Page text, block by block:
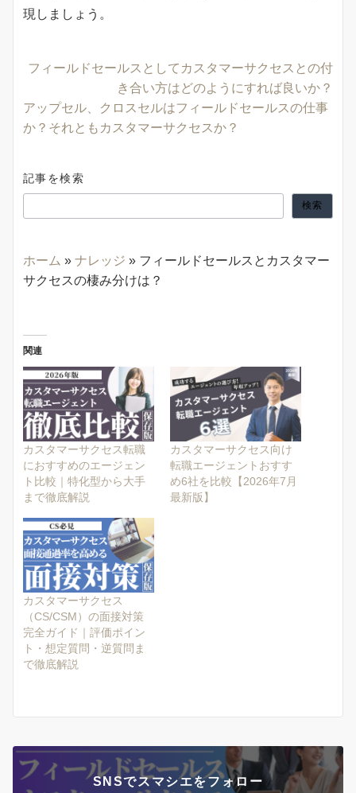
現しましょう。
フィールドセールスとしてカスタマーサクセスとの付
き合い方はどのようにすれば良いか？
アップセル、クロスセルはフィールドセールスの仕事
か？それともカスタマーサクセスか？
記事を検索
検索
ホーム » ナレッジ » フィールドセールスとカスタマー
サクセスの棲み分けは？
関連
カスタマーサクセス転職
におすすめのエージェン
ト比較｜特化型から大手
まで徹底解説
カスタマーサクセス向け
転職エージェントおすす
め6社を比較【2026年7月
最新版】
カスタマーサクセス
（CS/CSM）の面接対策
完全ガイド｜評価ポイン
ト・想定質問・逆質問ま
で徹底解説
SNSでスマシエをフォロー